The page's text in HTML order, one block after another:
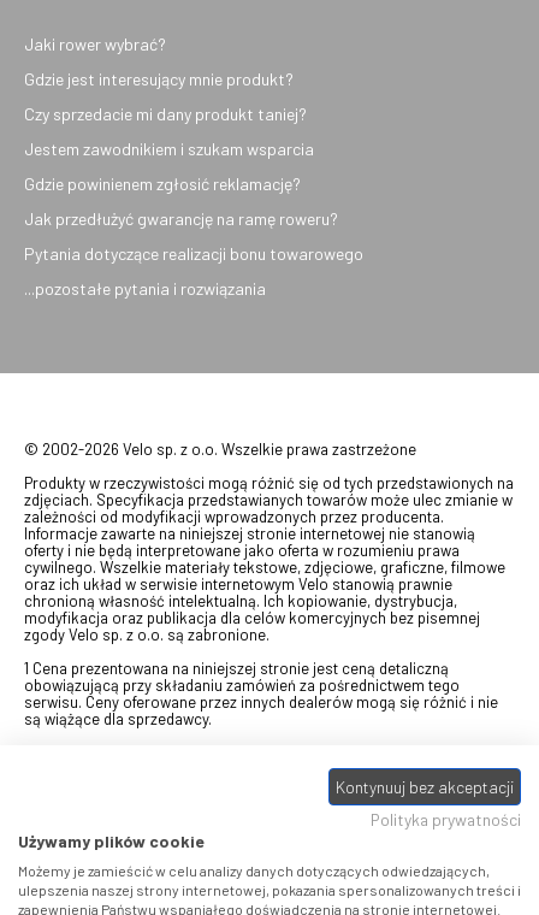
Jaki rower wybrać?
Gdzie jest interesujący mnie produkt?
Czy sprzedacie mi dany produkt taniej?
Jestem zawodnikiem i szukam wsparcia
Gdzie powinienem zgłosić reklamację?
Jak przedłużyć gwarancję na ramę roweru?
Pytania dotyczące realizacji bonu towarowego
...pozostałe pytania i rozwiązania
© 2002-2026 Velo sp. z o.o. Wszelkie prawa zastrzeżone
Produkty w rzeczywistości mogą różnić się od tych przedstawionych na
zdjęciach. Specyfikacja przedstawianych towarów może ulec zmianie w
zależności od modyfikacji wprowadzonych przez producenta.
Informacje zawarte na niniejszej stronie internetowej nie stanowią
oferty i nie będą interpretowane jako oferta w rozumieniu prawa
cywilnego. Wszelkie materiały tekstowe, zdjęciowe, graficzne, filmowe
oraz ich układ w serwisie internetowym Velo stanowią prawnie
chronioną własność intelektualną. Ich kopiowanie, dystrybucja,
modyfikacja oraz publikacja dla celów komercyjnych bez pisemnej
zgody Velo sp. z o.o. są zabronione.
1 Cena prezentowana na niniejszej stronie jest ceną detaliczną
obowiązującą przy składaniu zamówień za pośrednictwem tego
serwisu. Ceny oferowane przez innych dealerów mogą się różnić i nie
są wiążące dla sprzedawcy.
swój bon" na towary z oferty VELO, aktualnie dostępnej na stronie
, w ramach sprzedaży premiowej. Dowiedz się jak
stronie promocji. Prezentowana wartość
eBonu uwzględnia fakt wyrażenia - w procesie rejestracji w Panelu
klienta- zgody na otrzymywanie drogą mailową informacji handlowo-
marketingowe, np. newsletter rowerowy. W przypadku braku zgody
wartość eBonu zostanie obniżona o 10 zł.
Kontynuuj bez akceptacji
Polityka prywatności
Używamy plików cookie
Możemy je zamieścić w celu analizy danych dotyczących odwiedzających,
ulepszenia naszej strony internetowej, pokazania spersonalizowanych treści i
zapewnienia Państwu wspaniałego doświadczenia na stronie internetowej.